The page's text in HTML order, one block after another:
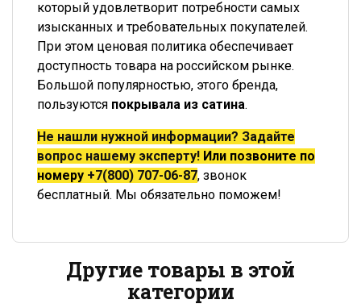
который удовлетворит потребности самых
изысканных и требовательных покупателей.
При этом ценовая политика обеспечивает
доступность товара на российском рынке.
Большой популярностью, этого бренда,
пользуются покрывала из сатина.
Не нашли нужной информации? Задайте
вопрос нашему эксперту! Или позвоните по
номеру +7(800) 707-06-87, звонок
бесплатный. Мы обязательно поможем!
Другие товары в этой
категории